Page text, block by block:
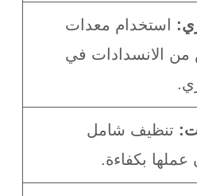
استخدام معدات
من الانسدادات في
تنظيف شامل
عملها بكفاءة.